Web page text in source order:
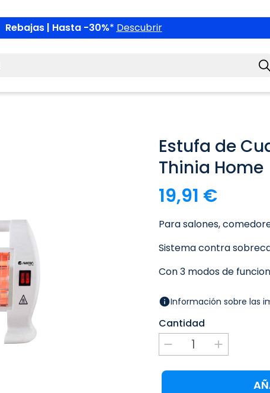
Rebajas | Hasta -30%* Descubrir
Estufa de
Thinia Home
19,91 €
Para salones,
Sistema contra
Con 3 modos de
Información sobre las
Cantidad